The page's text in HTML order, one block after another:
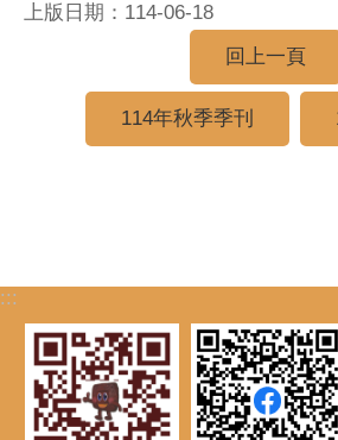
上版日期：114-06-18
回上一頁
114年秋季季刊
:::